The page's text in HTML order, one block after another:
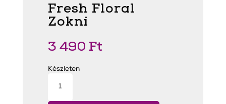
Fresh Floral
Zokni
3 490 Ft
Készleten
Floral
mennyiség